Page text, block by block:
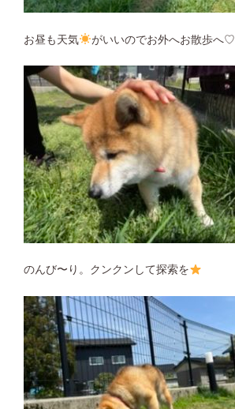
お昼も天気 がいいのでお外へお散歩へ♡
のんび〜り。クンクンして探索を